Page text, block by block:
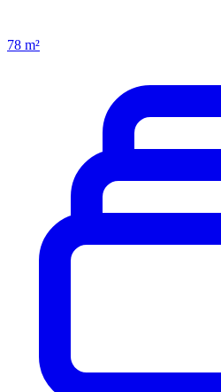
78 m²